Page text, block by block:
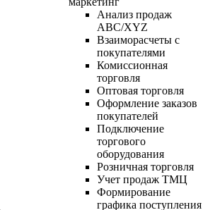
Анализ продаж
ABC/XYZ
Взаиморасчеты с
покупателями
Комиссионная
торговля
Оптовая торговля
Оформление заказов
покупателей
Подключение
торгового
оборудования
Розничная торговля
Учет продаж ТМЦ
Формирование
графика поступления